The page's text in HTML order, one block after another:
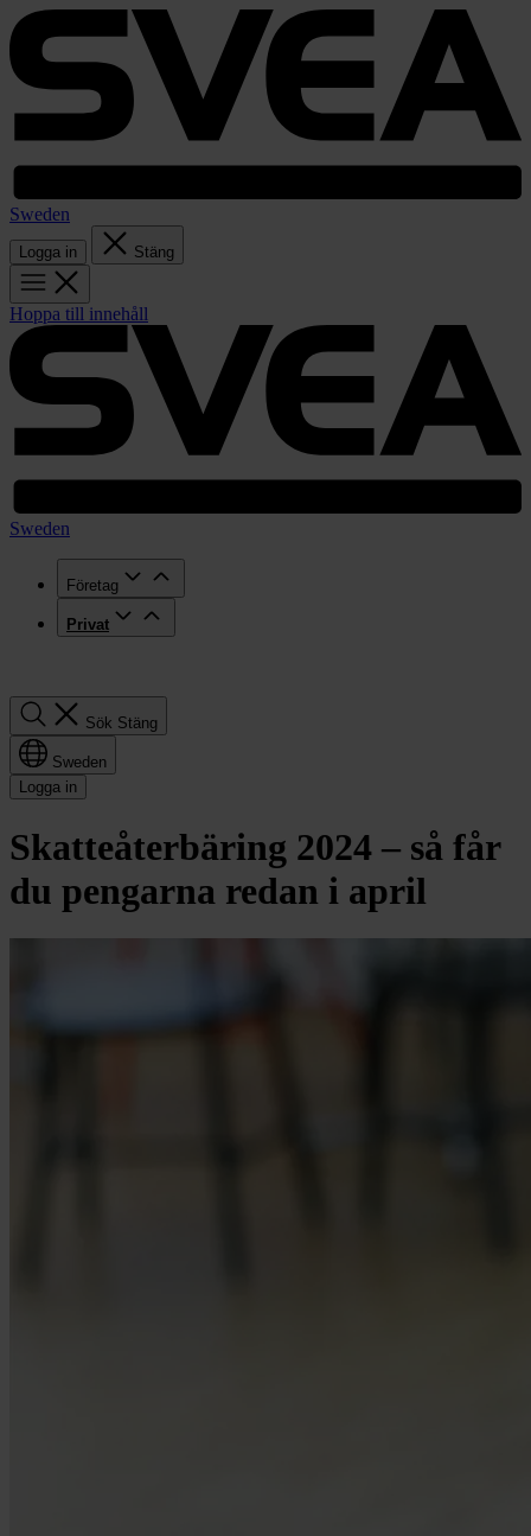
Sweden
Logga in Stäng
Hoppa till innehåll
Sweden
Företag
Privat
Sök Stäng
Sweden
Logga in
Skatteåterbäring 2024 – så får
du pengarna redan i april